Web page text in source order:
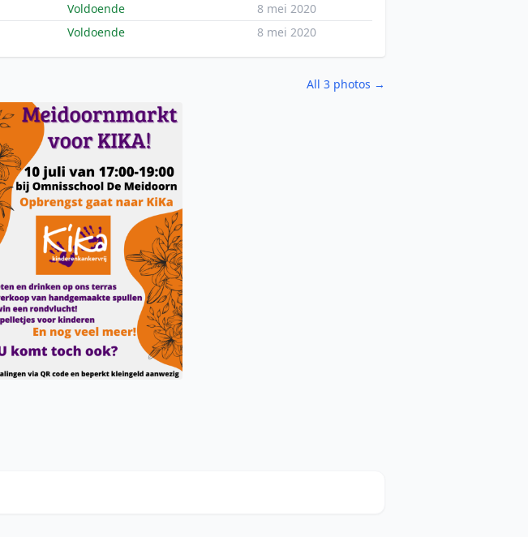
Voldoende
8 mei 2020
Voldoende 8 mei 2020
All 3 photos →